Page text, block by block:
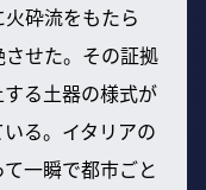
砕流をもたら
せた。その証拠
る土器の様式が
る。イタリアの
一瞬で都市ごと